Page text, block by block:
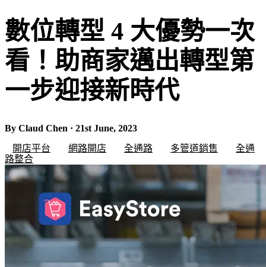
數位轉型 4 大優勢一次
看！助商家邁出轉型第
一步迎接新時代
By Claud Chen · 21st June, 2023
開店平台
網路開店 全通路 多管道銷售
全通
路整合